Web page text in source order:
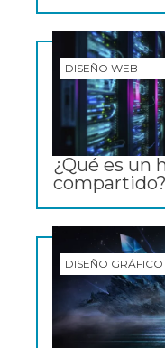
DISEÑO WEB
¿Qué es un
compartido?
DISEÑO GRÁFICO